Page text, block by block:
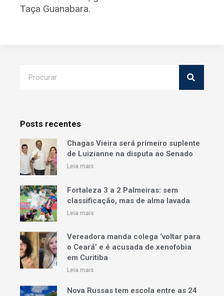
Taça Guanabara.
Posts recentes
Chagas Vieira será primeiro suplente
de Luizianne na disputa ao Senado
Leia mais
Fortaleza 3 a 2 Palmeiras: sem
classificação, mas de alma lavada
Leia mais
Vereadora manda colega ‘voltar para
o Ceará’ e é acusada de xenofobia
em Curitiba
Leia mais
Nova Russas tem escola entre as 24